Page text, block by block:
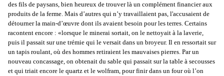
des fils de paysans, bien heureux de trouver là un complément financier aux
produits de la ferme. Mais d’autres qui n’y travaillaient pas, l'accusaient de
détourner la main-d’œuvre dont ils avaient besoin pour les terres. Certains
racontent encore : «lorsque le minerai sortait, on le nettoyait à la laverie,
puis il passait sur une trémie qui le versait dans un broyeur. Il en ressortait sur
un tapis roulant, où des hommes retiraient les mauvaises pierres. Par un
nouveau concassage, on obtenait du sable qui passait sur la table à secousses
et qui triait encore le quartz et le wolfram, pour finir dans un four où l’on